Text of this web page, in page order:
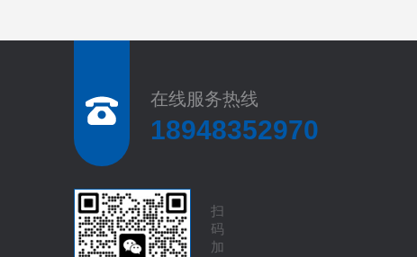
在线服务热线
18948352970
扫
码
加